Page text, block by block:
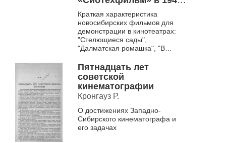
г.
Краткая характеристика
новосибирских фильмов для
демонстрации в кинотеатрах:
"Стелющиеся сады",
"Далматская ромашка", "В
"Стахановцы высоких ...
Пятнадцать лет
советской
кинематографии
Кронгауз Р.
О достижениях Западно-
Сибирского кинематографа и
его задачах